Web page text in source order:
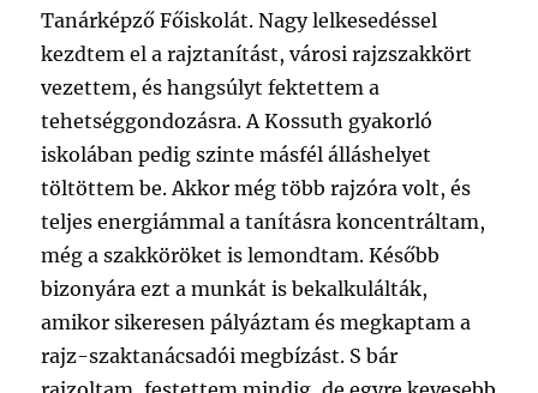
Tanárképző Főiskolát. Nagy lelkesedéssel
kezdtem el a rajztanítást, városi rajzszakkört
vezettem, és hangsúlyt fektettem a
tehetséggondozásra. A Kossuth gyakorló
iskolában pedig szinte másfél álláshelyet
töltöttem be. Akkor még több rajzóra volt, és
teljes energiámmal a tanításra koncentráltam,
még a szakköröket is lemondtam. Később
bizonyára ezt a munkát is bekalkulálták,
amikor sikeresen pályáztam és megkaptam a
rajz-szaktanácsadói megbízást. S bár